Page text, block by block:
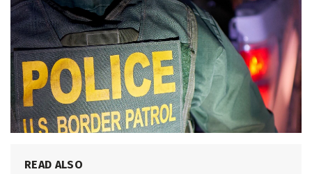
READ ALSO